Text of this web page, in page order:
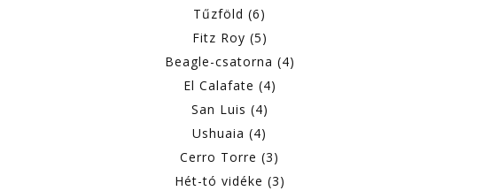
Tűzföld (6)
Fitz Roy (5)
Beagle-csatorna (4)
El Calafate (4)
San Luis (4)
Ushuaia (4)
Cerro Torre (3)
Hét-tó vidéke (3)